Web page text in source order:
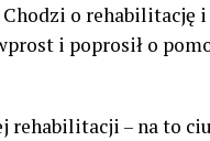
o rehabilitację
i poprosił o
– na to